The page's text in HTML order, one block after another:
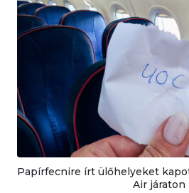
Papírfecnire írt ülőhelyeket
Air járaton